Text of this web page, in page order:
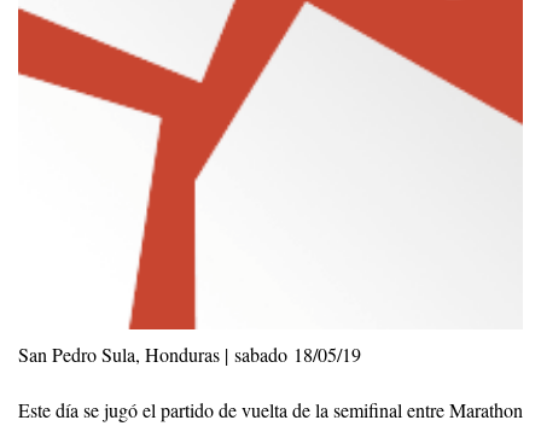
San Pedro Sula, Honduras | sabado 18/05/19
Este día se jugó el partido de vuelta de la semifinal entre Marathon